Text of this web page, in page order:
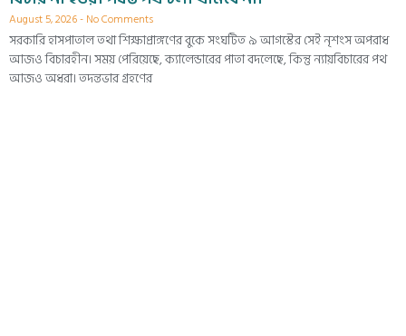
August 5, 2026 No Comments
সরকারি হাসপাতাল তথা শিক্ষাপ্রাঙ্গণের বুকে সংঘটিত ৯ আগস্টের সেই নৃশংস অপরাধ
আজও বিচারহীন। সময় পেরিয়েছে, ক্যালেন্ডারের পাতা বদলেছে, কিন্তু ন্যায়বিচারের পথ
আজও অধরা। তদন্তভার গ্রহণের